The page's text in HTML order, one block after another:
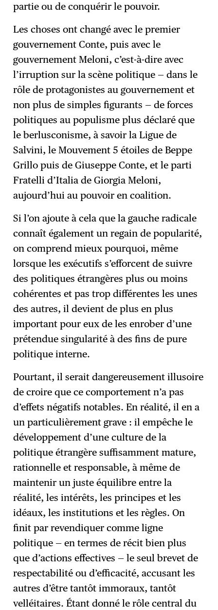
partie ou de conquérir le pouvoir.
Les choses ont changé avec le premier
gouvernement Conte, puis avec le
gouvernement Meloni, c’est-à-dire avec
l’irruption sur la scène politique — dans le
rôle de protagonistes au gouvernement et
non plus de simples figurants — de forces
politiques au populisme plus déclaré que
le berlusconisme, à savoir la Ligue de
Salvini, le Mouvement 5 étoiles de Beppe
Grillo puis de Giuseppe Conte, et le parti
Fratelli d’Italia de Giorgia Meloni,
aujourd’hui au pouvoir en coalition.
Si l’on ajoute à cela que la gauche radicale
connaît également un regain de popularité,
on comprend mieux pourquoi, même
lorsque les exécutifs s’efforcent de suivre
des politiques étrangères plus ou moins
cohérentes et pas trop différentes les unes
des autres, il devient de plus en plus
important pour eux de les enrober d’une
prétendue singularité à des fins de pure
politique interne.
Pourtant, il serait dangereusement illusoire
de croire que ce comportement n’a pas
d’effets négatifs notables. En réalité, il en a
un particulièrement grave : il empêche le
développement d’une culture de la
politique étrangère suffisamment mature,
rationnelle et responsable, à même de
maintenir un juste équilibre entre la
réalité, les intérêts, les principes et les
idéaux, les institutions et les règles. On
finit par revendiquer comme ligne
politique — en termes de récit bien plus
que d’actions effectives — le seul brevet de
respectabilité ou d’efficacité, accusant les
autres d’être tantôt immoraux, tantôt
velléitaires. Étant donné le rôle central du